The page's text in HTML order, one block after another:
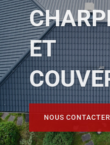
ET
NOUS CONTACTER